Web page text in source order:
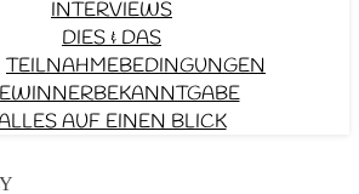
INTERVIEWS
DIES & DAS
TEILNAHMEBEDINGUNGEN
AUF EINEN BLICK